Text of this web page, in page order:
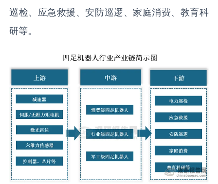
巡检、应急救援、安防巡逻、家庭消费、教育科
研等。